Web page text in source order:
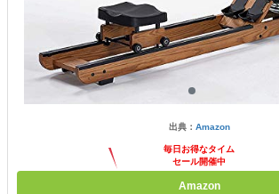
出典： Amazon
毎日お得なタイム
セール開催中
Amazon